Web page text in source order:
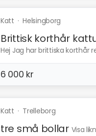
Katt ·Helsingborg
Brittisk korthår
Hej Jag har brittiska korthår
6 000 kr
Katt · Trelleborg
tre små bollar Visa